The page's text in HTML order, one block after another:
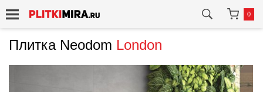
0
Плитка Neodom London